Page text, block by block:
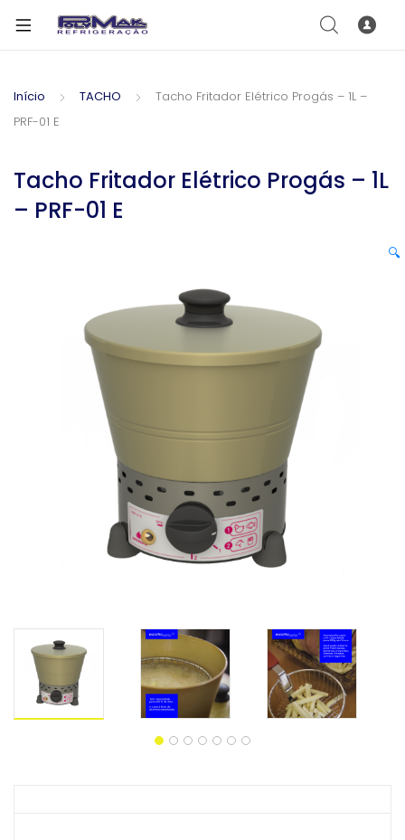
Início TACHO
Tacho Fritador Elétrico Progás – 1L –
PRF-01 E
Tacho Fritador Elétrico Progás – 1L
– PRF-01 E
🔍